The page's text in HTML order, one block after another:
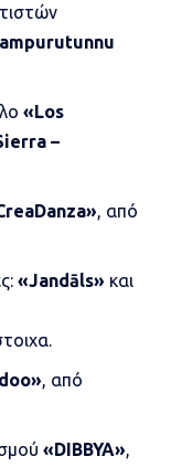
«Los
–
, από
«Jandāls» και
, από
«DIBBYA»,